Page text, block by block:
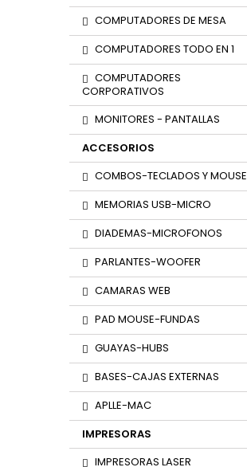
COMPUTADORES DE MESA
COMPUTADORES TODO EN 1
COMPUTADORES
CORPORATIVOS
MONITORES - PANTALLAS
ACCESORIOS
COMBOS-TECLADOS Y MOUSE
MEMORIAS USB-MICRO
DIADEMAS-MICROFONOS
PARLANTES-WOOFER
CAMARAS WEB
PAD MOUSE-FUNDAS
GUAYAS-HUBS
BASES-CAJAS EXTERNAS
APLLE-MAC
IMPRESORAS
IMPRESORAS LASER
DISPONIBLES